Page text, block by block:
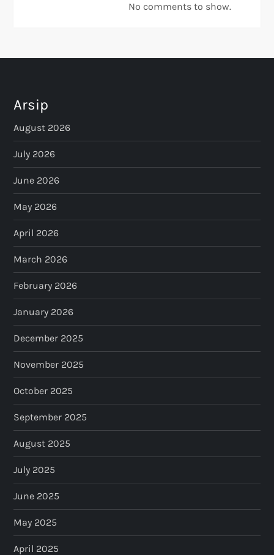
No comments to show.
Arsip
August 2026
July 2026
June 2026
May 2026
April 2026
March 2026
February 2026
January 2026
December 2025
November 2025
October 2025
September 2025
August 2025
July 2025
June 2025
May 2025
April 2025